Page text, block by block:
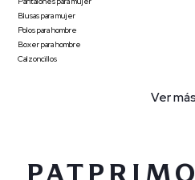
Blusas para mujer
Polos para hombre
Boxer para hombre
Calzoncillos
Ver más